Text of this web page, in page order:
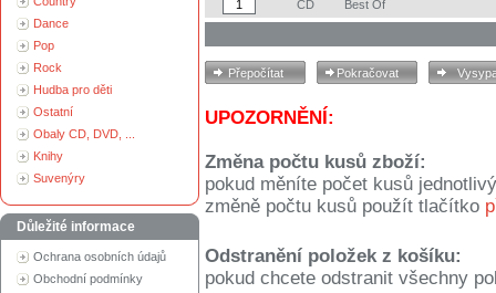
Dance
Pop
Rock
Hudba pro děti
Ostatní
Obaly CD, DVD, ...
Knihy
Suvenýry
Důležité informace
Ochrana osobních údajů
Obchodní podmínky
CD
Best Of
UPOZORNĚNÍ:
Změna počtu kusů zboží:
pokud měníte počet kusů
změně počtu kusů použít tlačítko
Odstranění položek z košíku:
pokud chcete odstranit všechny